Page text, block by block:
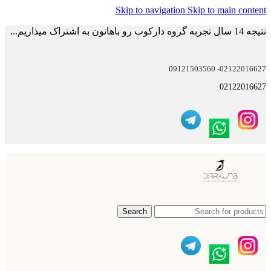
Skip to navigation Skip to main content
نتیجه 14 سال تجربه گروه دارکوب رو باهاتون به اشتراک میذاریم...
02122016627- 09121503560
02122016627
Search